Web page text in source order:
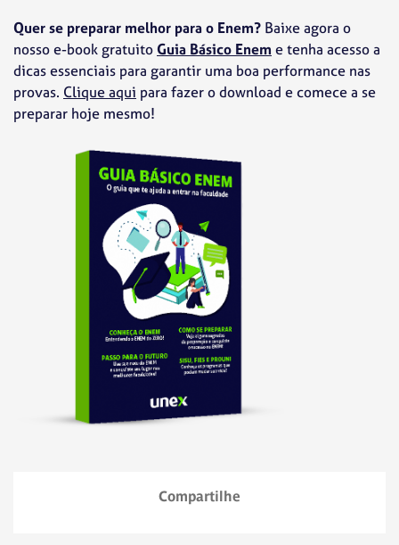
Quer se preparar melhor para o Enem? Baixe agora o
nosso e-book gratuitoGuia Básico Enem e tenha acesso a
dicas essenciais para garantir uma boa performance nas
provas. Clique aqui para fazer o download e comece a se
preparar hoje mesmo!
Compartilhe